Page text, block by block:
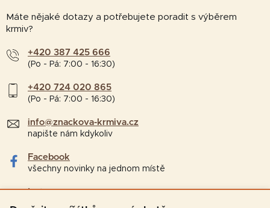
Máte nějaké dotazy a potřebujete poradit s výběrem
krmiv?
+420 387 425 666
(Po - Pá: 7:00 - 16:30)
+420 724 020 865
(Po - Pá: 7:00 - 16:30)
info@znackova-krmiva.cz
napište nám kdykoliv
Facebook
všechny novinky na jednom místě
Instagram
tipy a zajímavosti pro chovatele